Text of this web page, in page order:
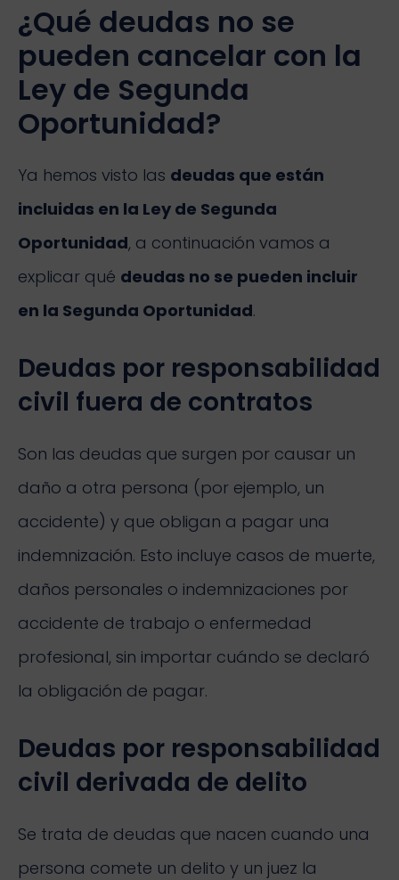
¿Qué deudas no se
pueden cancelar con la
Ley de Segunda
Oportunidad?
Ya hemos visto las deudas que están
incluidas en la Ley de Segunda
Oportunidad, a continuación vamos a
explicar qué deudas no se pueden incluir
en la Segunda Oportunidad.
Deudas por responsabilidad
civil fuera de contratos
Son las deudas que surgen por causar un
daño a otra persona (por ejemplo, un
accidente) y que obligan a pagar una
indemnización. Esto incluye casos de muerte,
daños personales o indemnizaciones por
accidente de trabajo o enfermedad
profesional, sin importar cuándo se declaró
la obligación de pagar.
Deudas por responsabilidad
civil derivada de delito
Se trata de deudas que nacen cuando una
persona comete un delito y un juez la